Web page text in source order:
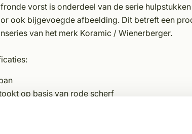
vorst is onderdeel van de serie
ook bijgevoegde afbeelding. Dit betreft een
van het merk Koramic / Wienerberger.
op basis van rode scherf